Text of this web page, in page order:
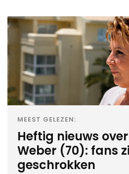
MEEST GELEZEN:
Heftig nieuws
Weber (70): fans
geschrokken